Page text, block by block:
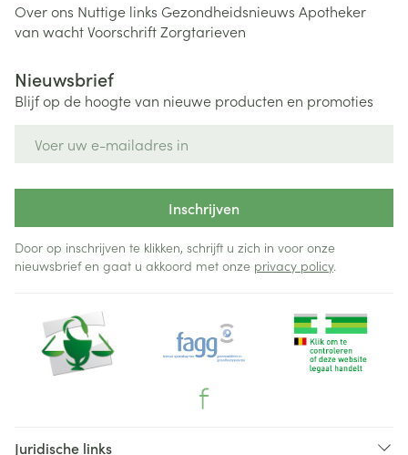
Over ons Nuttige links Gezondheidsnieuws Apotheker
van wachtVoorschriftZorgtarieven
Nieuwsbrief
Blijf op de hoogte van nieuwe producten en promoties
Inschrijven
Door op inschrijven te klikken, schrijft u zich in voor onze
nieuwsbrief en gaat u akkoord met onze privacy policy.
Juridische links